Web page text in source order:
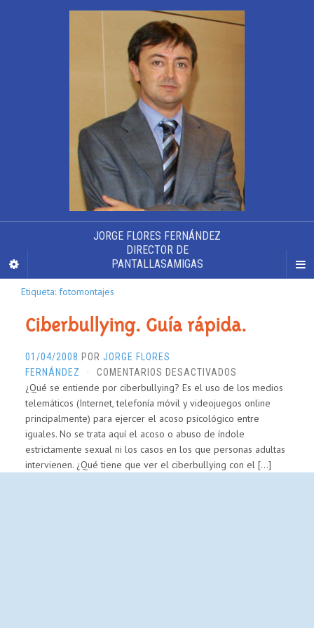
JORGE FLORES FERNÁNDEZ
DIRECTOR DE
PANTALLASAMIGAS
Etiqueta: fotomontajes
Ciberbullying. Guía rápida.
01/04/2008 POR JORGE FLORES
FERNÁNDEZ
· COMENTARIOS DESACTIVADOS
CIBERBULLYING.
GUÍA
RÁPIDA.
¿Qué se entiende por ciberbullying? Es el uso de los medios
telemáticos (Internet, telefonía móvil y videojuegos online
principalmente) para ejercer el acoso psicológico entre
iguales. No se trata aquí el acoso o abuso de índole
estrictamente sexual ni los casos en los que personas adultas
intervienen. ¿Qué tiene que ver el ciberbullying con el […]